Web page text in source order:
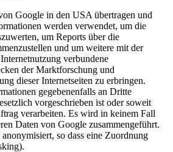
Google in den USA übertragen und
werden verwendet, um die
um Reports über die
und um weitere mit der
verbundene
der Marktforschung und
dieser Internetseiten zu erbringen.
gegebenenfalls an Dritte
vorgeschrieben ist oder soweit
verarbeiten. Es wird in keinem Fall
Daten von Google zusammengeführt.
so dass eine Zuordnung